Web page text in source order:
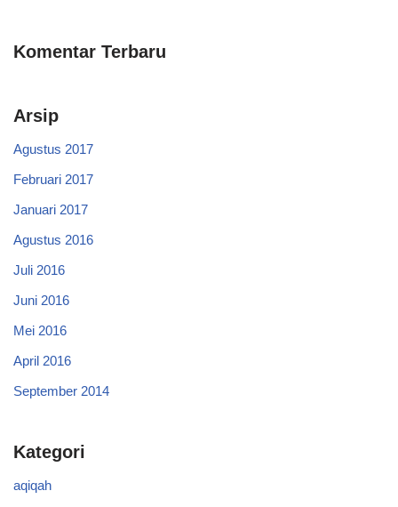
Komentar Terbaru
Arsip
Agustus 2017
Februari 2017
Januari 2017
Agustus 2016
Juli 2016
Juni 2016
Mei 2016
April 2016
September 2014
Kategori
aqiqah